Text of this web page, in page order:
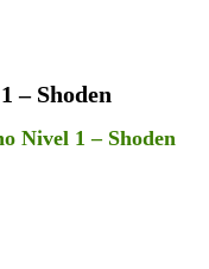
– Shoden
Nivel 1 – Shoden